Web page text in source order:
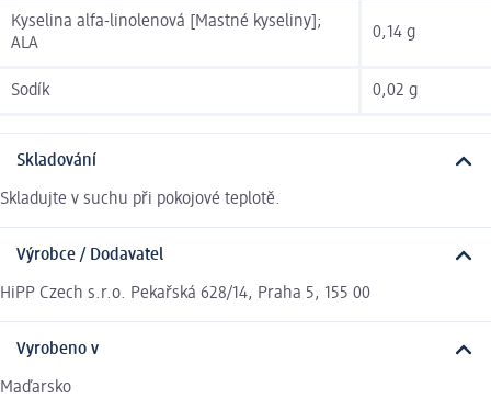
Kyselina alfa-linolenová [Mastné kyseliny];
ALA
0,14 g
Sodík 0,02 g
Skladování
Skladujte v suchu při pokojové teplotě.
Výrobce / Dodavatel
HiPP Czech s.r.o. Pekařská 628/14, Praha 5, 155 00
Vyrobeno v
Maďarsko